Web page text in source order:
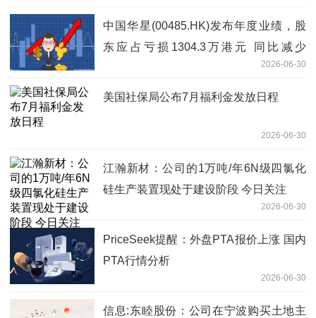
中国华星(00485.HK)发布年度业绩，股
东应占亏损1304.3万港元 同比减少
2026-06-30
美国社保局公布7月福利金发放日程
2026-06-30
江瀚新材：公司的1万吨/年6N级四氯化
硅生产装置现处于建设阶段 今日关注
2026-06-30
PriceSeek提醒：外盘PTA报价上涨 国内
PTA行情分析
2026-06-30
信息:东睦股份：公司在宁波购买土地主